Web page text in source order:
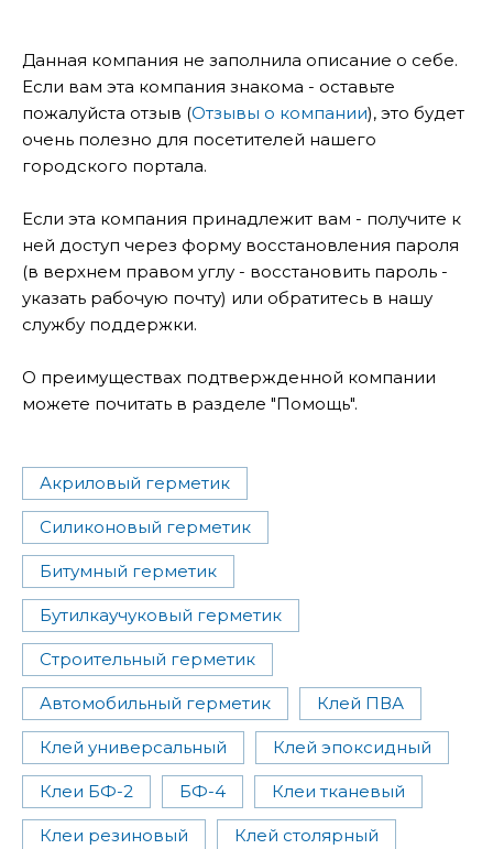
Данная компания не заполнила описание о себе.
Если вам эта компания знакома - оставьте
пожалуйста отзыв (Отзывы о компании), это будет
очень полезно для посетителей нашего
городского портала.
Если эта компания принадлежит вам - получите к
ней доступ через форму восстановления пароля
(в верхнем правом углу - восстановить пароль -
указать рабочую почту) или обратитесь в нашу
службу поддержки.
О преимуществах подтвержденной компании
можете почитать в разделе "Помощь".
Акриловый герметик
Силиконовый герметик
Битумный герметик
Бутилкаучуковый герметик
Строительный герметик
Автомобильный герметик Клей ПВА
Клей универсальный Клей эпоксидный
Клеи БФ-2 БФ-4 Клеи тканевый
Клеи резиновый Клей столярный